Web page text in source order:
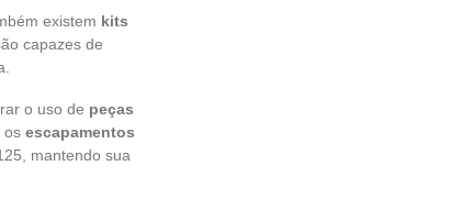
existem kits
capazes de
o uso de peças
os escapamentos
mantendo sua